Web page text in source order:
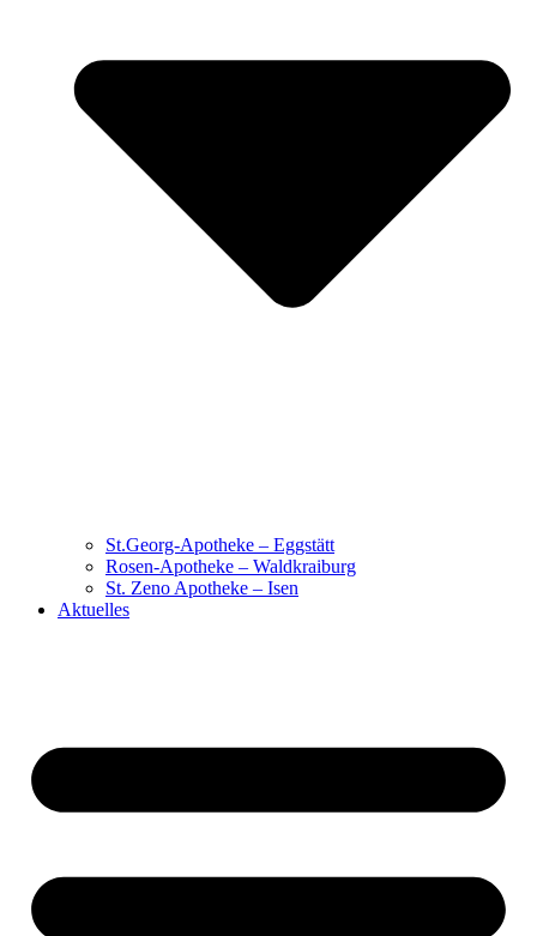
St.Georg-Apotheke – Eggstätt
Rosen-Apotheke – Waldkraiburg
St. Zeno Apotheke – Isen
Aktuelles